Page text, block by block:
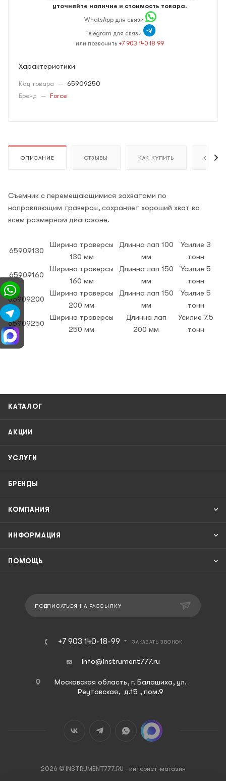
уточняйте наличие и стоимость товара.
WhatsApp для связи
Telegram для связи
или позвонить +7 903 140 18 99
Характеристики
Код товара — 65909250
Бренд — Force
ОПИСАНИЕ ОТЗЫВЫ КАК КУПИТЬ ОПЛАТА
Съемник с перемещающимися захватами по
направляющим траверсы, сохраняет хороший хват во
всем размерном диапазоне.
65909130
Ширина траверсы
130 мм
Длинна лап 100
мм
Усилие 3
тонн
65909160
Ширина траверсы
160 мм
Длинна лап 150
мм
Усилие 5
тонн
65909200
Ширина траверсы
200 мм
Длинна лап 150
мм
Усилие 5
тонн
65909250
Ширина траверсы
250 мм
Длинна лап
200 мм
Усилие 7.5
тонн
КАТАЛОГ
АКЦИИ
УСЛУГИ
БРЕНДЫ
КОМПАНИЯ
ИНФОРМАЦИЯ
ПОМОЩЬ
ПОДПИСАТЬСЯ НА РАССЫЛКУ
+7 903 140-18-99 ЗАКАЗАТЬ ЗВОНОК
info@instrument777.ru
Московская область, г. Балашиха, ул.
Реутовская, д.15 , пом.9
2026 © INSTRUMENT777.RU - интернет-магазин